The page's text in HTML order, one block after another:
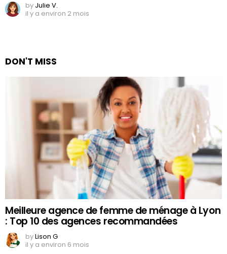
by Julie V.
il y a environ 2 mois
DON'T MISS
Meilleure agence de femme de ménage à Lyon
: Top 10 des agences recommandées
byLison G
il y a environ 6 mois